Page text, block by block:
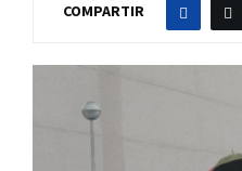
COMPARTIR